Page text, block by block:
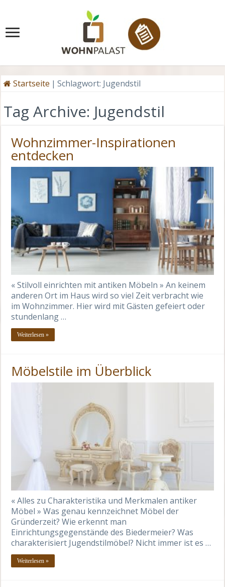
Startseite | Schlagwort: Jugendstil
Tag Archive: Jugendstil
Wohnzimmer-Inspirationen
entdecken
« Stilvoll einrichten mit antiken Möbeln » An keinem
anderen Ort im Haus wird so viel Zeit verbracht wie
im Wohnzimmer. Hier wird mit Gästen gefeiert oder
stundenlang …
Weiterlesen »
Möbelstile im Überblick
« Alles zu Charakteristika und Merkmalen antiker
Möbel » Was genau kennzeichnet Möbel der
Gründerzeit? Wie erkennt man
Einrichtungsgegenstände des Biedermeier? Was
charakterisiert Jugendstilmöbel? Nicht immer ist es …
Weiterlesen »